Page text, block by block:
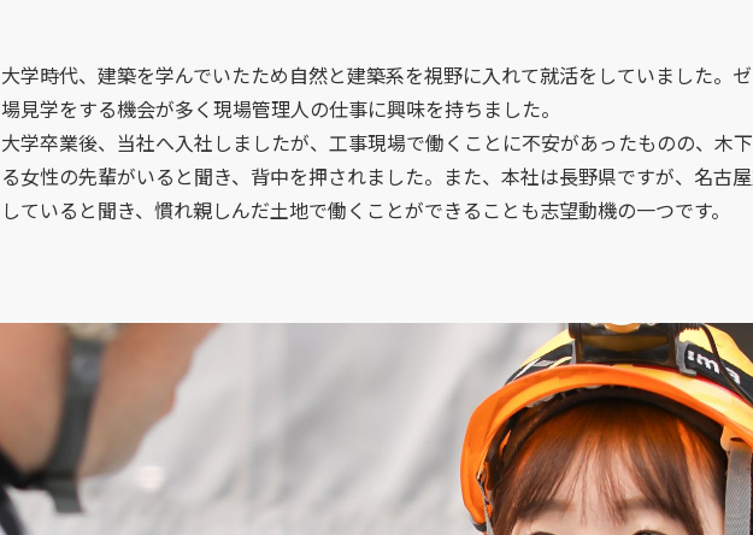
大学時代、建築を学んでいたため自然と建築系を視野に入れて就活をしていました。
場見学をする機会が多く現場管理人の仕事に興味を持ちました。
大学卒業後、当社へ入社しましたが、工事現場で働くことに不安があったものの、木
る女性の先輩がいると聞き、背中を押されました。また、本社は長野県ですが、名古
していると聞き、慣れ親しんだ土地で働くことができることも志望動機の一つです。